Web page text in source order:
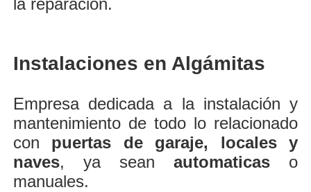
la reparacion.
Instalaciones en Algámitas
Empresa dedicada a la instalación y
mantenimiento de todo lo relacionado
con puertas de garaje, locales y
naves, ya seanautomaticas o
manuales.